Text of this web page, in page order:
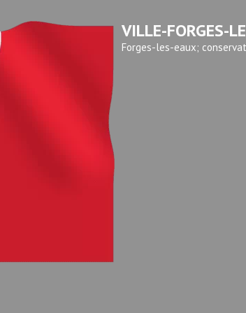
VILLE-FORGES-
Forges-les-eaux;